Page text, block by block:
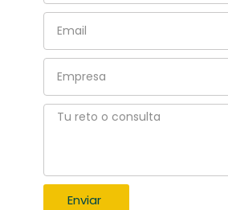
Enviar